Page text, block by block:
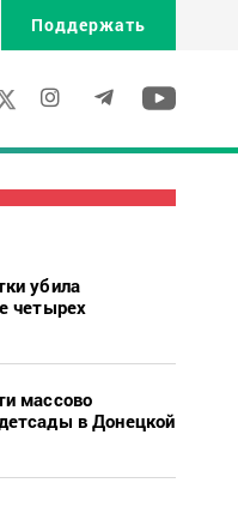
Поддержать
убила
четырех
массово
в Донецкой